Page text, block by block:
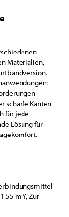
Materialien,
scharfe Kanten
für jede
Lösung für
m Y, Zur